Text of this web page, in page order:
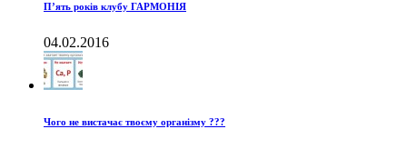
П’ять років клубу ГАРМОНІЯ
04.02.2016
Чого не вистачає твоєму організму ???